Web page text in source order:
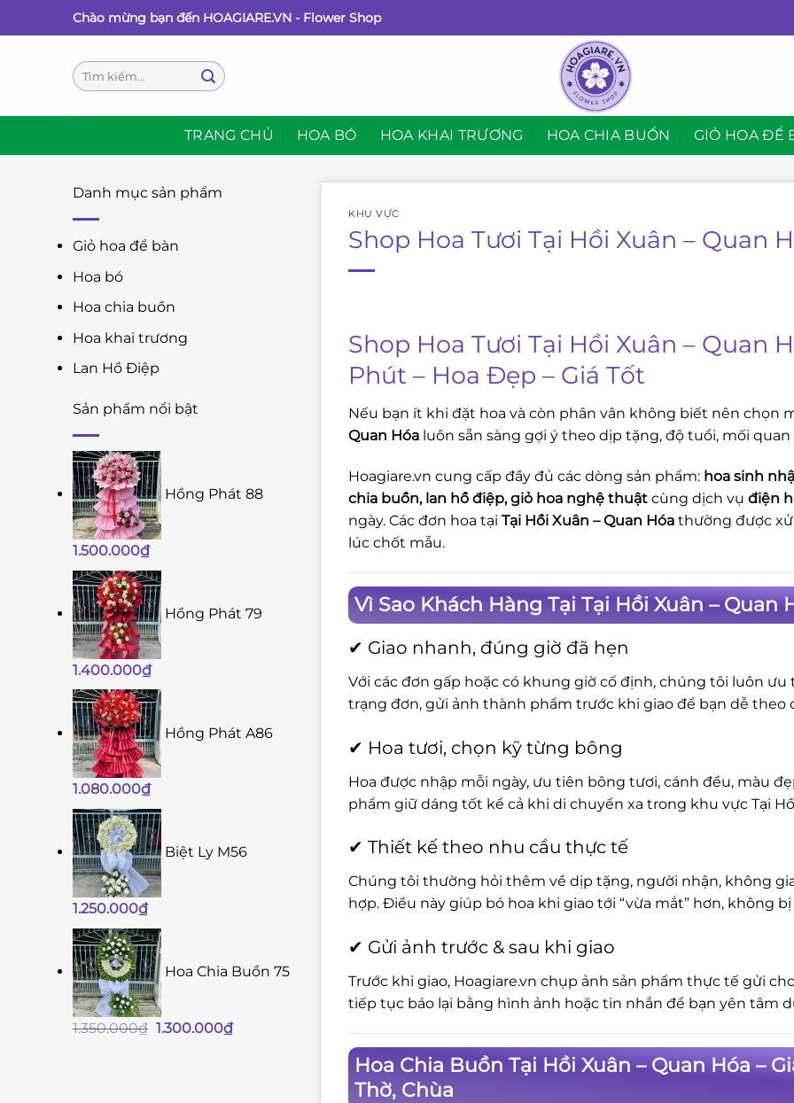
qua
Chào mừng bạn đến HOAGIARE.VN - Flower Shop
Tìm
kiếm:
TRANG CHỦ HOA BÓ HOA KHAI TRƯƠNG HOA CHIA BUỒN GIỎ HOA ĐỂ
Danh mục sản phẩm
Giỏ hoa để bàn
Hoa bó
Hoa chia buồn
Hoa khai trương
Lan Hồ Điệp
Sản phẩm nổi bật
Hồng Phát 88
1.500.000₫
Hồng Phát 79
1.400.000₫
Hồng Phát A86
1.080.000₫
Biệt Ly M56
1.250.000₫
Hoa Chia Buồn 75
1.350.000₫ Giá
1.300.000₫Giá
KHU VỰC
Shop Hoa Tươi Tại Hồi Xuân – Quan
Shop Hoa Tươi Tại Hồi Xuân – Quan
Phút – Hoa Đẹp – Giá Tốt
Nếu bạn ít khi đặt hoa và còn phân vân không biết nên chọn
Quan Hóa luôn sẵn sàng gợi ý theo dịp tặng, độ tuổi, mối
Hoagiare.vn cung cấp đầy đủ các dòng sản phẩm: hoa sinh
chia buồn, lan hồ điệp, giỏ hoa nghệ thuật cùng dịch vụ điện
ngày. Các đơn hoa tại Tại Hồi Xuân – Quan Hóa thường được
lúc chốt mẫu.
Vì Sao Khách Hàng Tại Tại Hồi Xuân – Quan
✔ Giao nhanh, đúng giờ đã hẹn
Với các đơn gấp hoặc có khung giờ cố định, chúng tôi luôn
trạng đơn, gửi ảnh thành phẩm trước khi giao để bạn dễ theo
✔ Hoa tươi, chọn kỹ từng bông
Hoa được nhập mỗi ngày, ưu tiên bông tươi, cánh đều, màu
phẩm giữ dáng tốt kể cả khi di chuyển xa trong khu vực Tại
✔ Thiết kế theo nhu cầu thực tế
Chúng tôi thường hỏi thêm về dịp tặng, người nhận, không
hợp. Điều này giúp bó hoa khi giao tới “vừa mắt” hơn, không
✔ Gửi ảnh trước & sau khi giao
Trước khi giao, Hoagiare.vn chụp ảnh sản phẩm thực tế gửi
tiếp tục báo lại bằng hình ảnh hoặc tin nhắn để bạn yên tâm
Hoa Chia Buồn Tại Hồi Xuân – Quan Hóa –
Thờ, Chùa